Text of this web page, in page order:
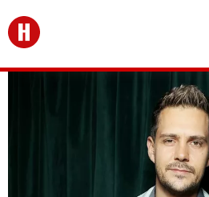
Перейти на главную